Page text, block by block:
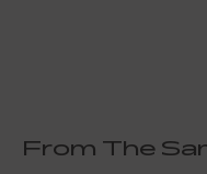
From The